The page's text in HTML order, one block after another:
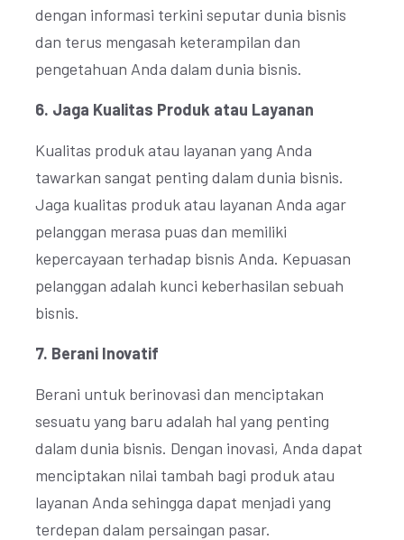
dengan informasi terkini seputar dunia bisnis
dan terus mengasah keterampilan dan
pengetahuan Anda dalam dunia bisnis.
6. Jaga Kualitas Produk atau Layanan
Kualitas produk atau layanan yang Anda
tawarkan sangat penting dalam dunia bisnis.
Jaga kualitas produk atau layanan Anda agar
pelanggan merasa puas dan memiliki
kepercayaan terhadap bisnis Anda. Kepuasan
pelanggan adalah kunci keberhasilan sebuah
bisnis.
7. Berani Inovatif
Berani untuk berinovasi dan menciptakan
sesuatu yang baru adalah hal yang penting
dalam dunia bisnis. Dengan inovasi, Anda dapat
menciptakan nilai tambah bagi produk atau
layanan Anda sehingga dapat menjadi yang
terdepan dalam persaingan pasar.